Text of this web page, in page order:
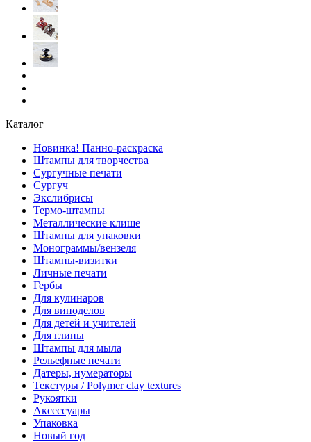
Каталог
Новинка! Панно-раскраска
Штампы для творчества
Сургучные печати
Сургуч
Экслибрисы
Термо-штампы
Металлические клише
Штампы для упаковки
Монограммы/вензеля
Штампы-визитки
Личные печати
Гербы
Для кулинаров
Для виноделов
Для детей и учителей
Для глины
Штампы для мыла
Рельефные печати
Датеры, нумераторы
Текстуры / Polymer clay textures
Рукоятки
Аксессуары
Упаковка
Новый год